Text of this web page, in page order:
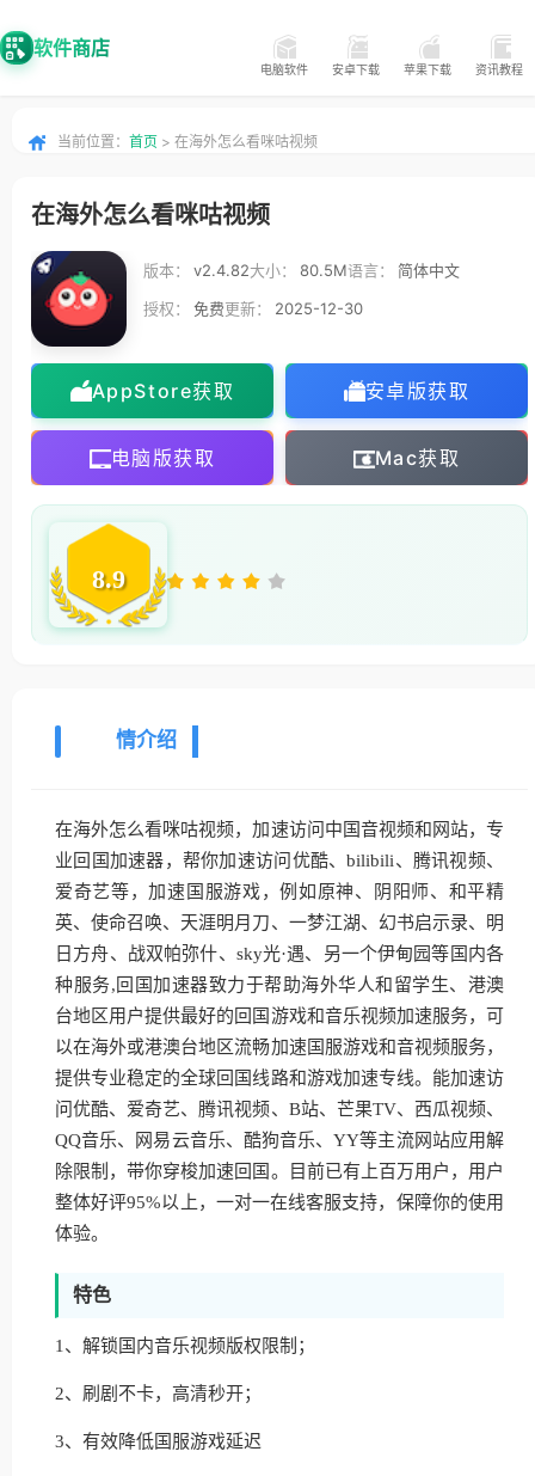
软件商店
电脑软件 安卓下载 苹果下载 资讯教程
当前位置： 首页 > 在海外怎么看咪咕视频
在海外怎么看咪咕视频
版本： v2.4.82大小： 80.5M语言：
简体中文
授权：
免费更新： 2025-12-30
AppStore获取 安卓版获取
电脑版获取 Mac获取
8.9
情介绍
在海外怎么看咪咕视频，加速访问中国音视频和网站，专
业回国加速器，帮你加速访问优酷、bilibili、腾讯视频、
爱奇艺等，加速国服游戏，例如原神、阴阳师、和平精
英、使命召唤、天涯明月刀、一梦江湖、幻书启示录、明
日方舟、战双帕弥什、sky光·遇、另一个伊甸园等国内各
种服务,回国加速器致力于帮助海外华人和留学生、港澳
台地区用户提供最好的回国游戏和音乐视频加速服务，可
以在海外或港澳台地区流畅加速国服游戏和音视频服务，
提供专业稳定的全球回国线路和游戏加速专线。能加速访
问优酷、爱奇艺、腾讯视频、B站、芒果TV、西瓜视频、
QQ音乐、网易云音乐、酷狗音乐、YY等主流网站应用解
除限制，带你穿梭加速回国。目前已有上百万用户，用户
整体好评95%以上，一对一在线客服支持，保障你的使用
体验。
特色
1、解锁国内音乐视频版权限制；
2、刷剧不卡，高清秒开；
3、有效降低国服游戏延迟